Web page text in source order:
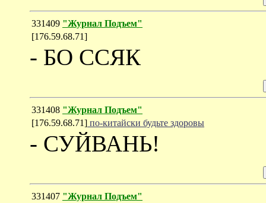
331409 "Журнал Подъем"
[176.59.68.71]
- БО ССЯК
331408 "Журнал Подъем"
[176.59.68.71] по-китайски будьте здоровы
- СУЙВАНЬ!
331407 "Журнал Подъем"